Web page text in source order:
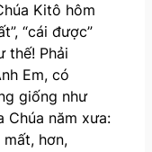
Kitô hôm
“cái được”
thế! Phải
Em, có
giống như
Chúa năm xưa:
hơn,